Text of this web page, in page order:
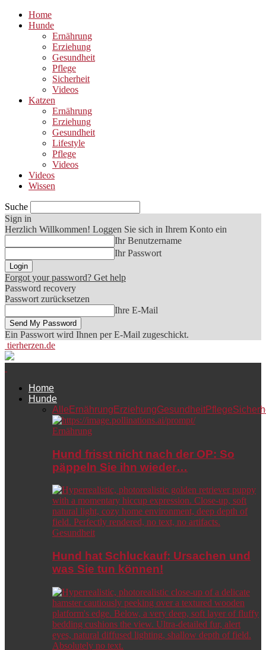
Home
Hunde
Ernährung
Erziehung
Gesundheit
Pflege
Sicherheit
Videos
Katzen
Ernährung
Erziehung
Gesundheit
Lifestyle
Pflege
Videos
Videos
Wissen
Suche
Sign in
Herzlich Willkommen! Loggen Sie sich in Ihrem Konto ein
Ihr Benutzername
Ihr Passwort
Forgot your password? Get help
Password recovery
Passwort zurücksetzen
Ihre E-Mail
Ein Passwort wird Ihnen per E-Mail zugeschickt.
tierherzen.de
Home
Hunde
Alle Ernährung ErziehungGesundheitPflege
Ernährung
Hund frisst nicht nach der OP: So
päppeln Sie ihn wieder…
Gesundheit
Hund hat Schluckauf: Ursachen und
was Sie tun können!